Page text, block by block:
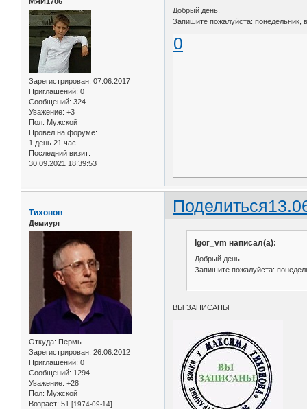
Зарегистрирован: 07.06.2017
Приглашений: 0
Сообщений: 324
Уважение: +3
Пол: Мужской
Провел на форуме:
1 день 21 час
Последний визит:
30.09.2021 18:39:53
Добрый день.
Запишите пожалуйста: понедельник,
0
Поделиться
Тихонов
Демиург
Откуда: Пермь
Зарегистрирован: 26.06.2012
Приглашений: 0
Сообщений: 1294
Уважение: +28
Пол: Мужской
Возраст: 51 [1974-09-14]
Igor_vm написал(а):
Добрый день.
Запишите пожалуйста:
ВЫ ЗАПИСАНЫ